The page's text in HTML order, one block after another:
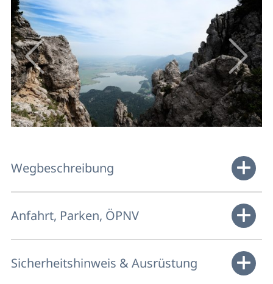
Wegbeschreibung
Anfahrt, Parken, ÖPNV
Sicherheitshinweis & Ausrüstung